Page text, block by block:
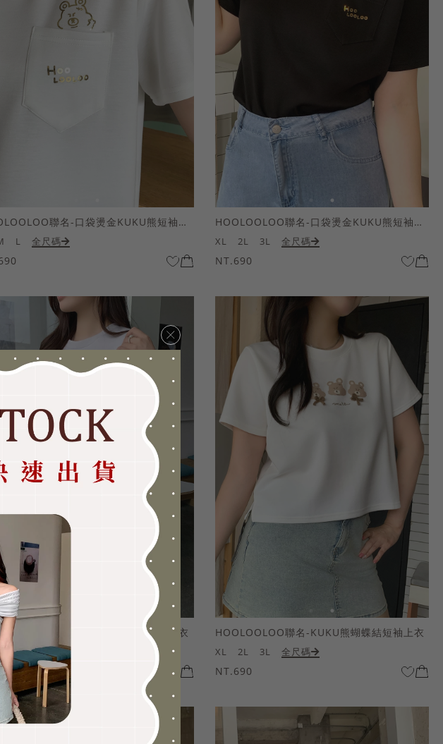
×
HOOLOOLOO聯名-口袋燙金KUKU熊短袖上衣
L 全尺碼
HOOLOOLOO聯名-口袋燙金KUKU熊短袖上衣
XL 2L 3L 全尺碼
NT.690
聯名-KUKU熊蝴蝶結短袖上衣
L 全尺碼
HOOLOOLOO聯名-KUKU熊蝴蝶結短袖上衣
XL 2L 3L 全尺碼
NT.690